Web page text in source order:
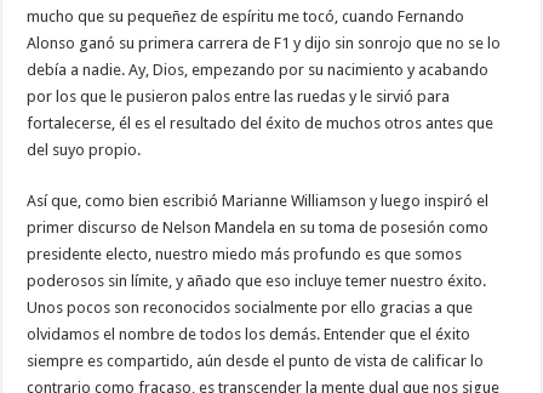
mucho que su pequeñez de espíritu me tocó, cuando Fernando
Alonso ganó su primera carrera de F1 y dijo sin sonrojo que no se lo
debía a nadie. Ay, Dios, empezando por su nacimiento y acabando
por los que le pusieron palos entre las ruedas y le sirvió para
fortalecerse, él es el resultado del éxito de muchos otros antes que
del suyo propio.
Así que, como bien escribió Marianne Williamson y luego inspiró el
primer discurso de Nelson Mandela en su toma de posesión como
presidente electo, nuestro miedo más profundo es que somos
poderosos sin límite, y añado que eso incluye temer nuestro éxito.
Unos pocos son reconocidos socialmente por ello gracias a que
olvidamos el nombre de todos los demás. Entender que el éxito
siempre es compartido, aún desde el punto de vista de calificar lo
contrario como fracaso, es transcender la mente dual que nos sigue